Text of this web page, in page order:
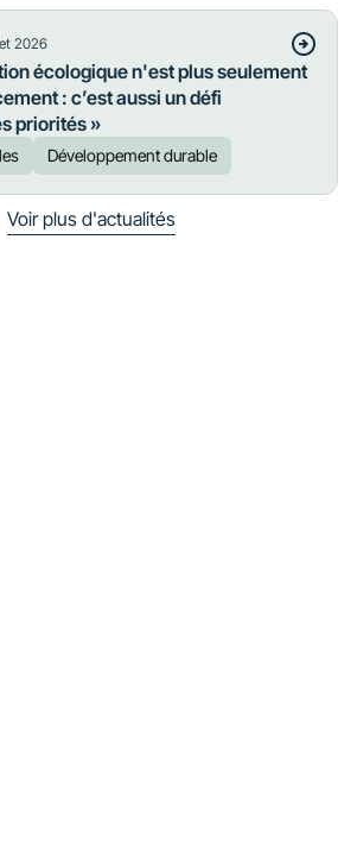
2026
écologique n'est plus seulement
: c’est aussi un défi
priorités »
Développement durable
Voir plus d'actualités